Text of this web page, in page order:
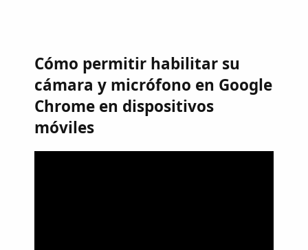
Cómo permitir habilitar su
cámara y micrófono en Google
Chrome en dispositivos
móviles